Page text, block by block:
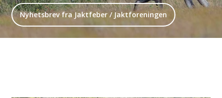
Nyhetsbrev fra Jaktfeber / Jaktforeningen